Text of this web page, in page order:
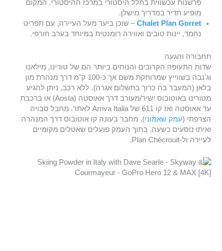
פרשנות עכשווית בחלל היסטורי במרכז ההיסטורי. המקום
מופיע תדיר במדריך מישלן.
Chalet Plan Gorret– שוכן ביער מעל העיירה, עם תפריט
נחמד, יינות טובים ואווירה רומנטית במיוחד בערב חורפי.
תחבורה והגעה
שדות התעופה הקרובים והנוחים ביותר הם של טורינו, מילאנו
וג'נבה בשווייץ שמרוחקת משם אך כ-100 ק"מ דרך מנהרת מון
בלאן (המעבר בה כרוך בתשלום אגרה). ללא רכב, ניתן להגיע
מטורינו באוטובוס ישיר/מעורב דרך אאוסטה (Aosta) או ברכבת
עד אאוסטה ואז קו 611 של Arriva Italia לאתר. מחבל סבויה
הצרפתי (עמק שאמוני), מחבר בעונה קו אוטובוס דרך המנהרה
ואיתו נוסעים כשעה. בתוך העמק פועלים שאטלים מקומיים
לעיירה ול-Plan Chécrouit.